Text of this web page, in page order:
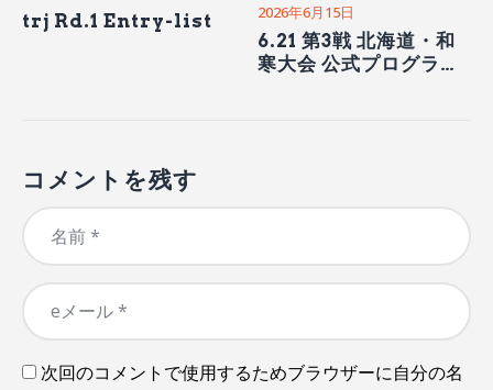
trj Rd.1 Entry-list
2026年6月15日
6.21 第3戦 北海道・和
寒大会 公式プログラム
コメントを残す
次回のコメントで使用するためブラウザーに自分の名